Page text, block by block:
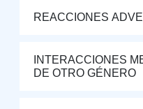
REACCIONES
INTERACCIONES
DE OTRO GÉNERO